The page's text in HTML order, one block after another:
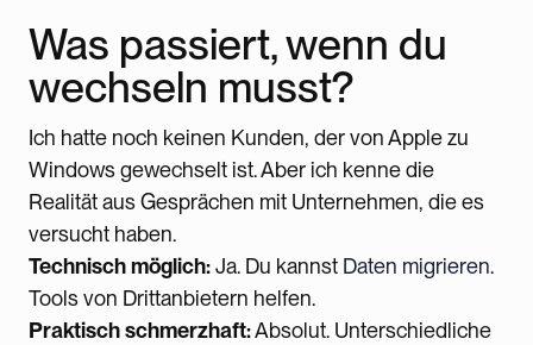
Was passiert, wenn du
wechseln musst?
Ich hatte noch keinen Kunden, der von Apple zu
Windows gewechselt ist. Aber ich kenne die
Realität aus Gesprächen mit Unternehmen, die es
versucht haben.
Technisch möglich:Ja. Du kannst Daten migrieren.
Tools von Drittanbietern helfen.
Praktisch schmerzhaft:Absolut. Unterschiedliche